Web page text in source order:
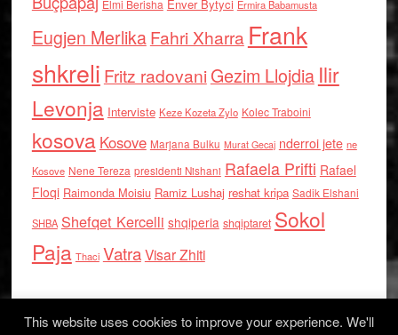
Elmi Berisha Enver Bytyci Ermira Babamusta
Eugjen MerlikaFahri Xharra Frank
shkreli Fritz radovaniGezim Llojdia Ilir
Levonja Interviste Keze Kozeta Zylo Kolec Traboini
kosova Kosove Marjana Bulku Murat Gecaj nderroi jete ne
Kosove Nene Tereza presidenti Nishani Rafaela Prifti Rafael
Floqi Raimonda Moisiu Ramiz Lushaj reshat kripa Sadik Elshani
SHBA Shefqet Kercelli shqiperia shqiptaret Sokol
Paja Thaci VatraVisar Zhiti
This website uses cookies to improve your experience. We'll